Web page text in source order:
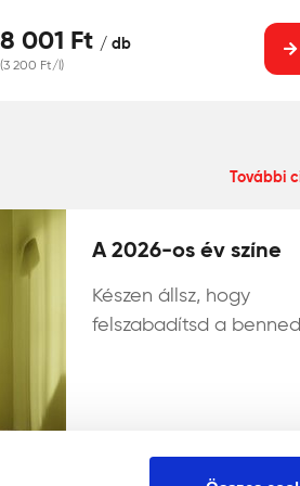
8 001 Ft / db
(3 200 Ft/l)
További
A 2026-os év színe
Készen állsz, hogy
felszabadítsd a benned
Tovább olvasok